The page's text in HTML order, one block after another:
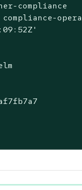
compliance
compliance-